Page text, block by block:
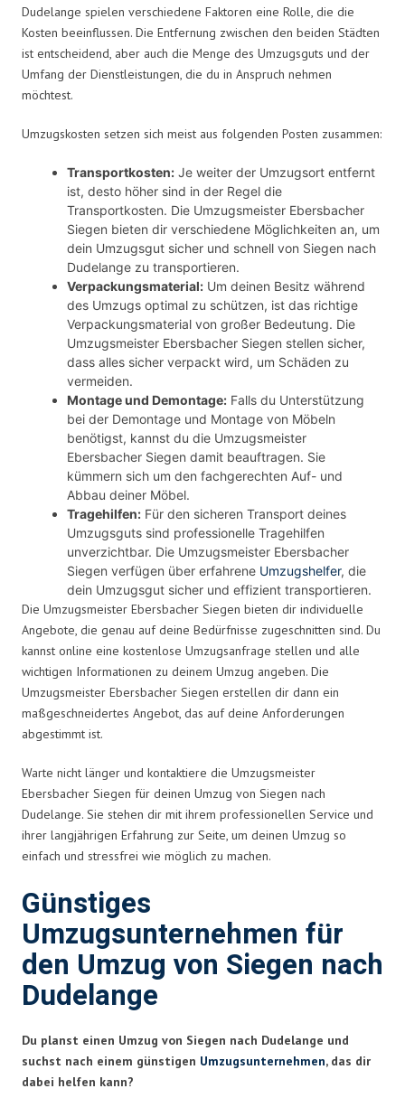
Dudelange spielen verschiedene Faktoren eine Rolle, die die
Kosten beeinflussen. Die Entfernung zwischen den beiden Städten
ist entscheidend, aber auch die Menge des Umzugsguts und der
Umfang der Dienstleistungen, die du in Anspruch nehmen
möchtest.
Umzugskosten setzen sich meist aus folgenden Posten zusammen:
Transportkosten: Je weiter der Umzugsort entfernt
ist, desto höher sind in der Regel die
Transportkosten. Die Umzugsmeister Ebersbacher
Siegen bieten dir verschiedene Möglichkeiten an, um
dein Umzugsgut sicher und schnell von Siegen nach
Dudelange zu transportieren.
Verpackungsmaterial: Um deinen Besitz während
des Umzugs optimal zu schützen, ist das richtige
Verpackungsmaterial von großer Bedeutung. Die
Umzugsmeister Ebersbacher Siegen stellen sicher,
dass alles sicher verpackt wird, um Schäden zu
vermeiden.
Montage und Demontage: Falls du Unterstützung
bei der Demontage und Montage von Möbeln
benötigst, kannst du die Umzugsmeister
Ebersbacher Siegen damit beauftragen. Sie
kümmern sich um den fachgerechten Auf- und
Abbau deiner Möbel.
Tragehilfen: Für den sicheren Transport deines
Umzugsguts sind professionelle Tragehilfen
unverzichtbar. Die Umzugsmeister Ebersbacher
Siegen verfügen über erfahrene Umzugshelfer, die
dein Umzugsgut sicher und effizient transportieren.
Die Umzugsmeister Ebersbacher Siegen bieten dir individuelle
Angebote, die genau auf deine Bedürfnisse zugeschnitten sind. Du
kannst online eine kostenlose Umzugsanfrage stellen und alle
wichtigen Informationen zu deinem Umzug angeben. Die
Umzugsmeister Ebersbacher Siegen erstellen dir dann ein
maßgeschneidertes Angebot, das auf deine Anforderungen
abgestimmt ist.
Warte nicht länger und kontaktiere die Umzugsmeister
Ebersbacher Siegen für deinen Umzug von Siegen nach
Dudelange. Sie stehen dir mit ihrem professionellen Service und
ihrer langjährigen Erfahrung zur Seite, um deinen Umzug so
einfach und stressfrei wie möglich zu machen.
Günstiges
Umzugsunternehmen für
den Umzug von Siegen nach
Dudelange
Du planst einen Umzug von Siegen nach Dudelange und
suchst nach einem günstigen Umzugsunternehmen, das dir
dabei helfen kann?